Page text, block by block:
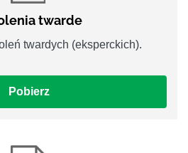
twarde
twardych (eksperckich).
Pobierz